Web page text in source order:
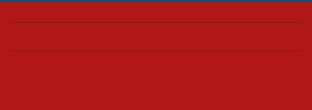
Confira como foi o culto mensal